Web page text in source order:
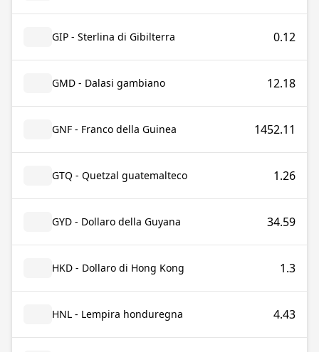
GIP - Sterlina di Gibilterra 0.12
GMD - Dalasi gambiano 12.18
GNF - Franco della Guinea 1452.11
GTQ - Quetzal guatemalteco 1.26
GYD - Dollaro della Guyana 34.59
HKD - Dollaro di Hong Kong 1.3
HNL - Lempira honduregna 4.43